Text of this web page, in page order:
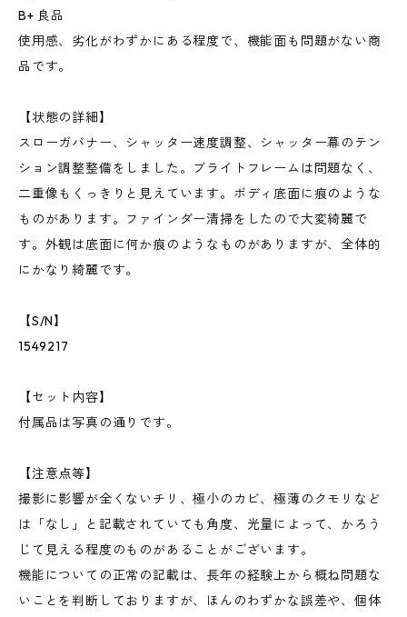
B+ 良品
使用感、劣化がわずかにある程度で、機能面も問題がない商
品です。
【状態の詳細】
スローガバナー、シャッター速度調整、シャッター幕のテン
ション調整整備をしました。ブライトフレームは問題なく、
二重像もくっきりと見えています。ボディ底面に痕のような
ものがあります。ファインダー清掃をしたので大変綺麗で
す。外観は底面に何か痕のようなものがありますが、全体的
にかなり綺麗です。
【S/N】
1549217
【セット内容】
付属品は写真の通りです。
【注意点等】
撮影に影響が全くないチリ、極小のカビ、極薄のクモリなど
は「なし」と記載されていても角度、光量によって、かろう
じて見える程度のものがあることがございます。
機能についての正常の記載は、長年の経験上から概ね問題な
いことを判断しておりますが、ほんのわずかな誤差や、個体